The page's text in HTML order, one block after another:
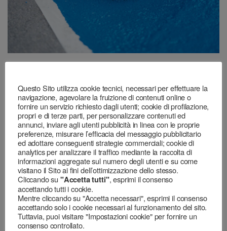
Prodotti correlati
Nastri per mascherare,
Superfici interne
Cover Quick-Ca
Nastri per mascherare,
Superfici interne
604 Joint Fibra – Nastro copri
giunto
Questo Sito utilizza cookie tecnici, necessari per effettuare la
navigazione, agevolare la fruizione di contenuti online o
fornire un servizio richiesto dagli utenti; cookie di profilazione,
propri e di terze parti, per personalizzare contenuti ed
annunci, inviare agli utenti pubblicità in linea con le proprie
preferenze, misurare l’efficacia del messaggio pubblicitario
ed adottare conseguenti strategie commerciali; cookie di
analytics per analizzare il traffico mediante la raccolta di
informazioni aggregate sul numero degli utenti e su come
visitano il Sito ai fini dell’ottimizzazione dello stesso.
Cliccando su "Accetta tutti", esprimi il consenso
accettando tutti i cookie.
Mentre cliccando su "Accetta necessari", esprimi il consenso
accettando solo i cookie necessari al funzionamento del sito.
Tuttavia, puoi visitare "Impostazioni cookie" per fornire un
consenso controllato.